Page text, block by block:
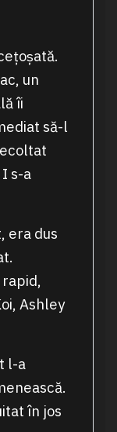
un
îi
să-l
s-a
era dus
Ashley
l-a
în jos